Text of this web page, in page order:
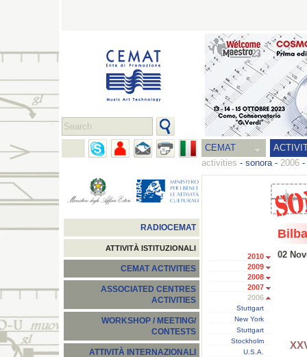
CEMAT
activities - sonora- 2006 -
RADIOCEMAT
ATTIVITÀ ISTITUZIONALI
CEMAT ACTIVITIES
ASSOCIATED CENTRES
ACTIVITIES
WORKSHOP / MEETING/
CONTESTS
ATTIVITÀ INTERNAZIONALI
2010
2009
2008
2007
2006
Stuttgart
New York
Stuttgart
Stockholm
U.S.A.
02